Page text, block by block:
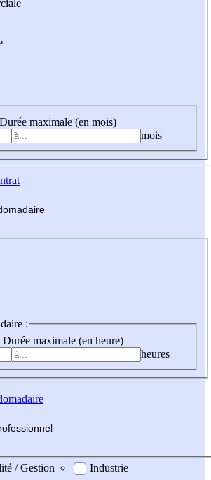
Durée maximale (en mois)
mois
madaire
:
Durée maximale (en heure)
heures
fessionnel
/ Gestion
Industrie